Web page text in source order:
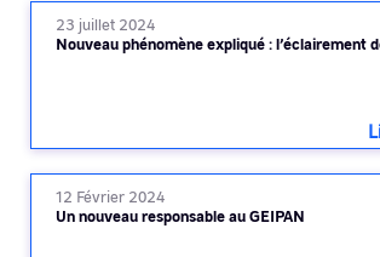
23 juillet 2024
Nouveau phénomène expliqué : l’éclairement
12 Février 2024
Un nouveau responsable au GEIPAN